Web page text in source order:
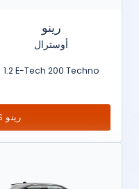
رينو
أوسترال
1.2 E-Tech 200 Techno
بي ام دبليو VS رينو